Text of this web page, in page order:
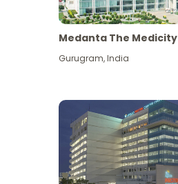
Medanta The Medicity
Gurugram,India